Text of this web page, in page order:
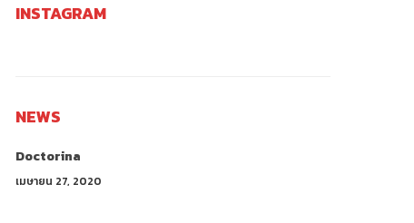
INSTAGRAM
NEWS
Doctorina
เมษายน 27, 2020